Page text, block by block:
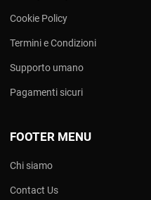
Cookie Policy
Termini e Condizioni
Supporto umano
Pagamenti sicuri
FOOTER MENU
Chi siamo
Contact Us